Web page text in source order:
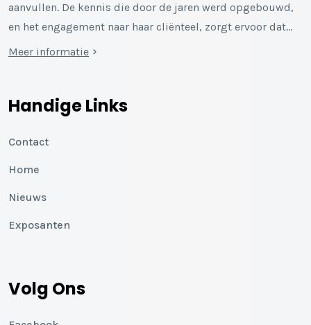
aanvullen. De kennis die door de jaren werd opgebouwd,
en het engagement naar haar cliënteel, zorgt ervoor dat…
Meer informatie
Handige Links
Contact
Home
Nieuws
Exposanten
Volg Ons